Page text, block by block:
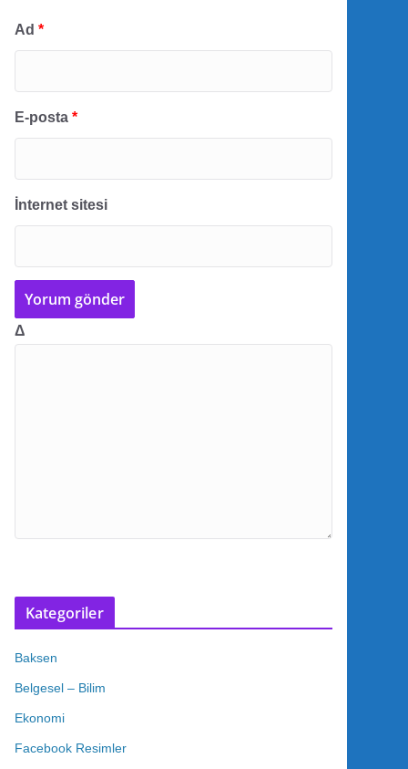
Ad *
E-posta *
İnternet sitesi
Δ
Kategoriler
Baksen
Belgesel – Bilim
Ekonomi
Facebook Resimler